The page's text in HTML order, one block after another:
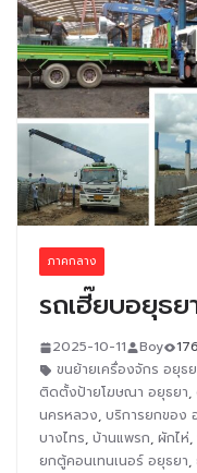
ภาคกลาง
รถเฮี๊ยบอยุธย
2025-10-11 Boy
ขนย้ายเครื่องจักร อยุธ
ติดตั้งป้ายโฆษณา อยุธยา,
นครหลวง, บริการยกของ
บางไทร, บ้านแพรก, ผักไห่,
ยกตู้คอนเทนเนอร์ อยุธยา,